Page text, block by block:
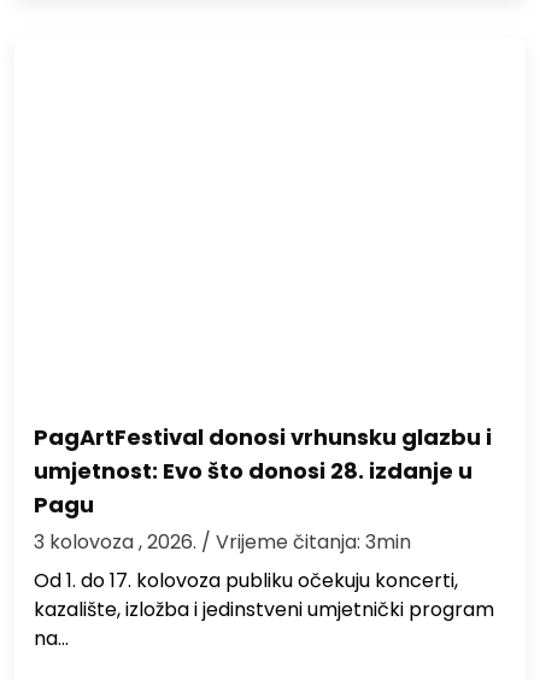
PagArtFestival donosi vrhunsku glazbu i
umjetnost: Evo što donosi 28. izdanje u
Pagu
3 kolovoza , 2026. / Vrijeme čitanja: 3min
Od 1. do 17. kolovoza publiku očekuju koncerti,
kazalište, izložba i jedinstveni umjetnički program
na…